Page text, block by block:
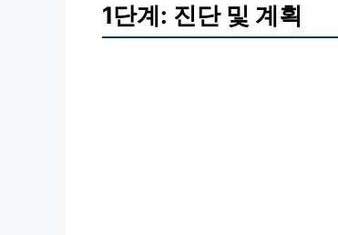
1단계: 진단 및 계획